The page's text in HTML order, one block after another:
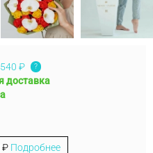
540 ₽ ?
доставка
₽ Подробнее